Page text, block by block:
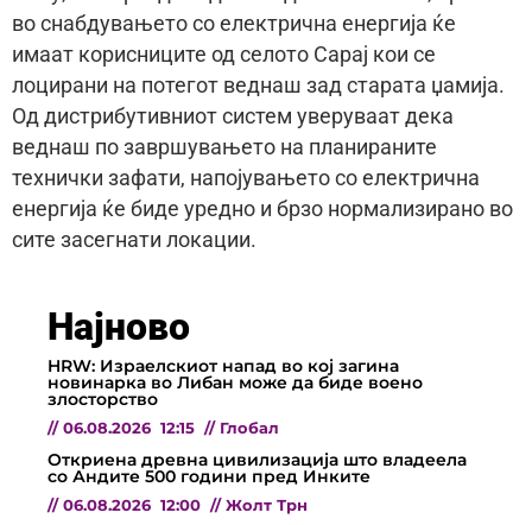
во снабдувањето со електрична енергија ќе
имаат корисниците од селото Сарај кои се
лоцирани на потегот веднаш зад старата џамија.
Од дистрибутивниот систем уверуваат дека
веднаш по завршувањето на планираните
технички зафати, напојувањето со електрична
енергија ќе биде уредно и брзо нормализирано во
сите засегнати локации.
Најново
HRW: Израелскиот напад во кој загина
новинарка во Либан може да биде воено
злосторство
// 06.08.2026 12:15 // Глобал
Откриена древна цивилизација што владеела
со Андите 500 години пред Инките
// 06.08.2026 12:00 // Жолт Трн